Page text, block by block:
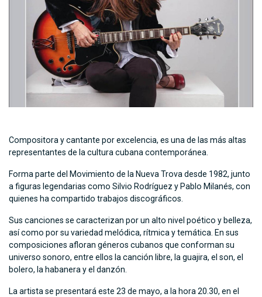
Compositora y cantante por excelencia, es una de las más altas
representantes de la cultura cubana contemporánea.
Forma parte del Movimiento de la Nueva Trova desde 1982, junto
a figuras legendarias como Silvio Rodríguez y Pablo Milanés, con
quienes ha compartido trabajos discográficos.
Sus canciones se caracterizan por un alto nivel poético y belleza,
así como por su variedad melódica, rítmica y temática. En sus
composiciones afloran géneros cubanos que conforman su
universo sonoro, entre ellos la canción libre, la guajira, el son, el
bolero, la habanera y el danzón.
La artista se presentará este 23 de mayo, a la hora 20.30, en el